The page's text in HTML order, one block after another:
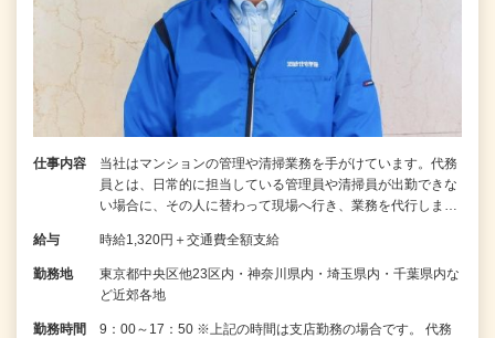
仕事内容
当社はマンションの管理や清掃業務を手がけています。代務
員とは、日常的に担当している管理員や清掃員が出勤できな
い場合に、その人に替わって現場へ行き、業務を代行しま…
給与 時給1,320円＋交通費全額支給
勤務地
東京都中央区他23区内・神奈川県内・埼玉県内・千葉県内な
ど近郊各地
勤務時間
9：00～17：50 ※上記の時間は支店勤務の場合です。 代務